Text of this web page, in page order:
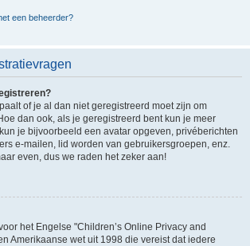
een beheerder?
of je al dan niet geregistreerd moet zijn om
dan ook, als je geregistreerd bent kun je meer
je bijvoorbeeld een avatar opgeven, privéberichten
e-mailen, lid worden van gebruikersgroepen, enz.
even, dus we raden het zeker aan!
het Engelse "Children’s Online Privacy and
Amerikaanse wet uit 1998 die vereist dat iedere